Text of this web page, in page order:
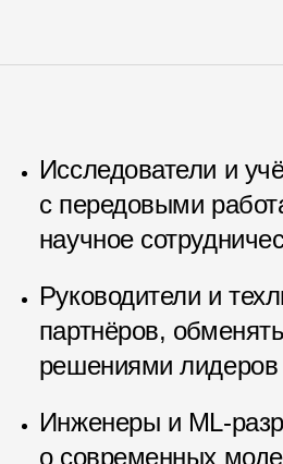
Исследователи и
с передовыми
научное
Руководители и
партнёров,
решениями
Инженеры и ML-
о современных